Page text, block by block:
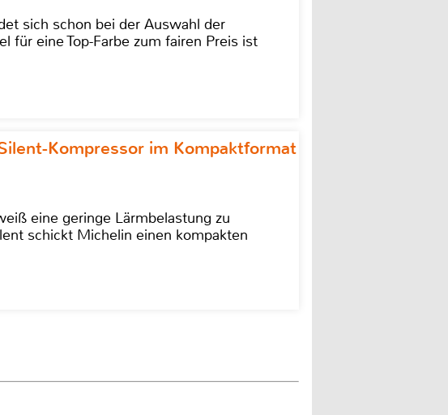
sich schon bei der Auswahl der
für eine Top-Farbe zum fairen Preis ist
Kompressor im Kompaktformat
eine geringe Lärmbelastung zu
schickt Michelin einen kompakten